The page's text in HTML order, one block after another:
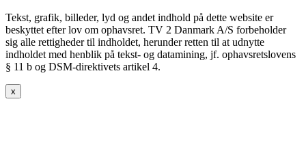
Tekst, grafik, billeder, lyd og andet indhold på dette website er
beskyttet efter lov om ophavsret. TV 2 Danmark A/S forbeholder
sig alle rettigheder til indholdet, herunder retten til at udnytte
indholdet med henblik på tekst- og datamining, jf. ophavsretslovens
§ 11 b og DSM-direktivets artikel 4.
x